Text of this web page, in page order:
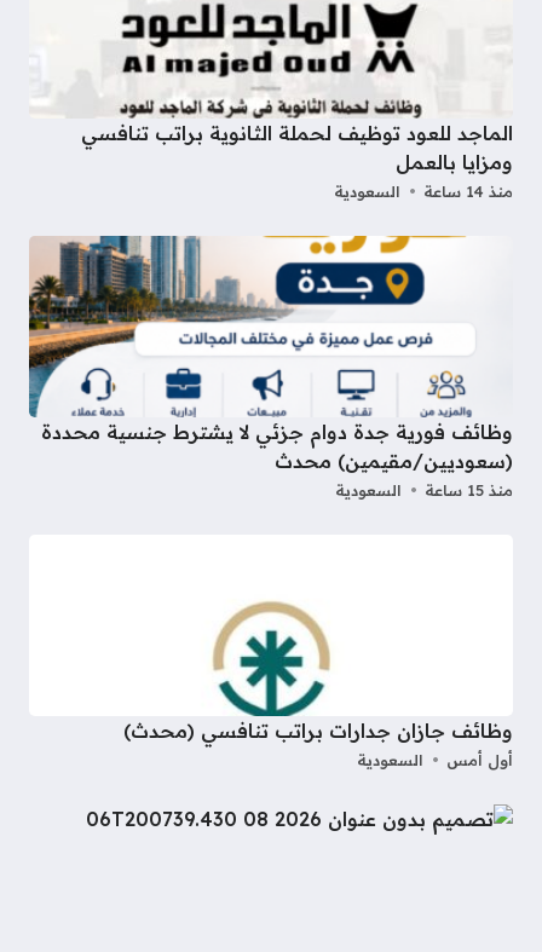
الماجد للعود توظيف لحملة الثانوية براتب تنافسي
ومزايا بالعمل
منذ 14 ساعة السعودية
وظائف فورية جدة دوام جزئي لا يشترط جنسية محددة
(سعوديين/مقيمين) محدث
منذ 15 ساعة السعودية
وظائف جازان جدارات براتب تنافسي (محدث)
أول أمس السعودية